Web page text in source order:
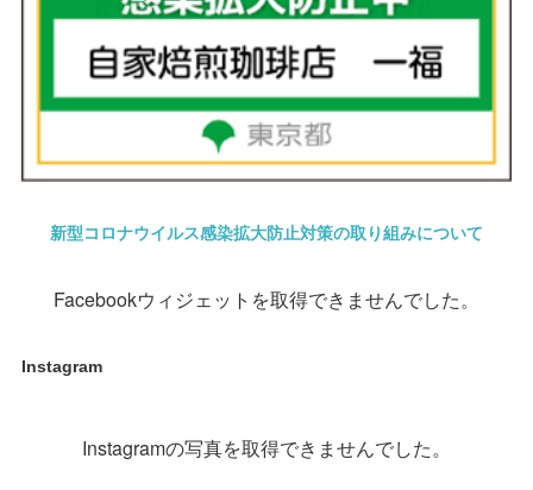
新型コロナウイルス感染拡大防止対策の取り組みについて
Facebookウィジェットを取得できませんでした。
Instagram
Instagramの写真を取得できませんでした。